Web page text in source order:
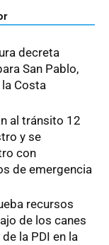
decreta
San Pablo,
la Costa
al tránsito 12
y se
con
de emergencia
recursos
de los canes
la PDI en la